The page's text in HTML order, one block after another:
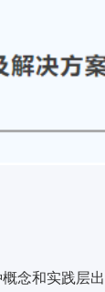
念和实践层